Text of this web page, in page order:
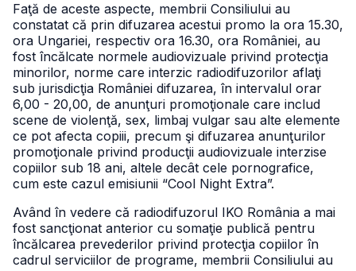
Faţă de aceste aspecte, membrii Consiliului au
constatat că prin difuzarea acestui promo la ora 15.30,
ora Ungariei, respectiv ora 16.30, ora României, au
fost încălcate normele audiovizuale privind protecţia
minorilor, norme care interzic radiodifuzorilor aflaţi
sub jurisdicţia României difuzarea, în intervalul orar
6,00 - 20,00, de anunţuri promoţionale care includ
scene de violenţă, sex, limbaj vulgar sau alte elemente
ce pot afecta copiii, precum şi difuzarea anunţurilor
promoţionale privind producţii audiovizuale interzise
copiilor sub 18 ani, altele decât cele pornografice,
cum este cazul emisiunii “Cool Night Extra”.
Având în vedere că radiodifuzorul IKO România a mai
fost sancţionat anterior cu somaţie publică pentru
încălcarea prevederilor privind protecţia copiilor în
cadrul serviciilor de programe, membrii Consiliului au